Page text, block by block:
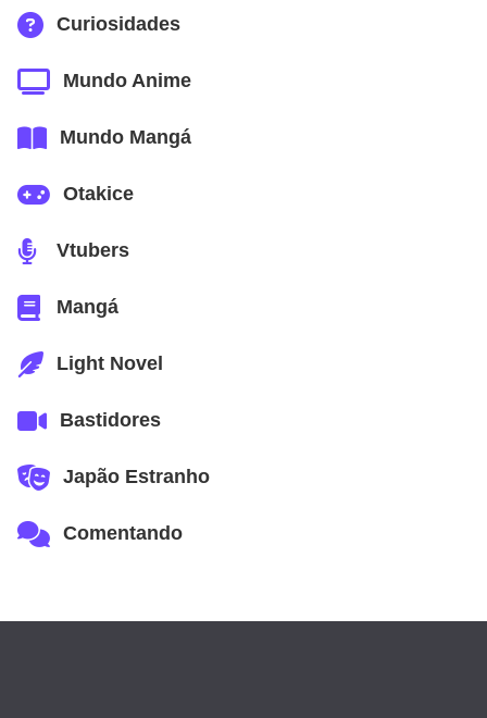
Curiosidades
Mundo Anime
Mundo Mangá
Otakice
Vtubers
Mangá
Light Novel
Bastidores
Japão Estranho
Comentando